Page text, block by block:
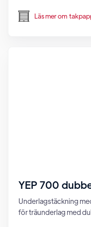
Läs mer om
YEP 700
Underlagstäckning
för träunderlag med